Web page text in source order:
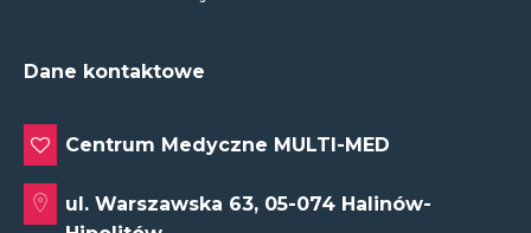
Dane kontaktowe
Centrum Medyczne MULTI-MED
ul. Warszawska 63, 05-074 Halinów-